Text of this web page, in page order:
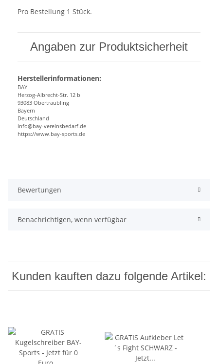
Pro Bestellung 1 Stück.
Angaben zur Produktsicherheit
Herstellerinformationen:
BAY
Herzog-Albrecht-Str. 12 b
93083 Obertraubling
Bayern
Deutschland
info@bay-vereinsbedarf.de
https://www.bay-sports.de
Bewertungen
Benachrichtigen, wenn verfügbar
Kunden kauften dazu folgende Artikel: